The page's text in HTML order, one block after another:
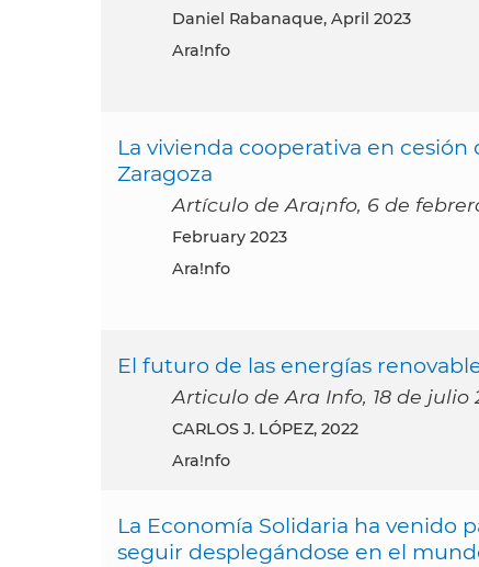
Daniel Rabanaque, April 2023
Ara!nfo
La vivienda cooperativa en cesión
Zaragoza
Artículo de Ara¡nfo, 6 de
February 2023
Ara!nfo
El futuro de las energías
Articulo de Ara Info, 18 de julio
CARLOS J. LÓPEZ, 2022
Ara!nfo
La Economía Solidaria ha venido
seguir desplegándose en el